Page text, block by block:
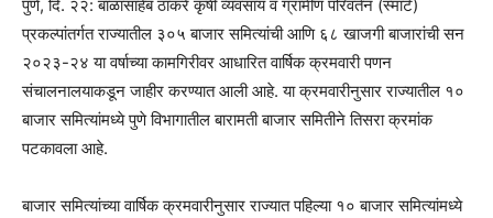
पुणे, दि. २२: बाळासाहेब ठाकरे कृषी व्यवसाय व ग्रामीण परिवर्तन (स्मार्ट)
प्रकल्पांतर्गत राज्यातील ३०५ बाजार समित्यांची आणि ६८ खाजगी बाजारांची सन
२०२३-२४ या वर्षाच्या कामगिरीवर आधारित वार्षिक क्रमवारी पणन
संचालनालयाकडून जाहीर करण्यात आली आहे. या क्रमवारीनुसार राज्यातील १०
बाजार समित्यांमध्ये पुणे विभागातील बारामती बाजार समितीने तिसरा क्रमांक
पटकावला आहे.
बाजार समित्यांच्या वार्षिक क्रमवारीनुसार राज्यात पहिल्या १० बाजार समित्यांमध्ये